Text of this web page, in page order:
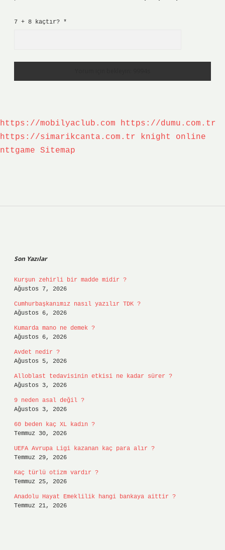
7 + 8 kaçtır? *
https://mobilyaclub.com
https://dumu.com.tr
https://simarikcanta.com.tr
knight online
nttgame
Sitemap
Son Yazılar
Kurşun zehirli bir madde midir ?
Ağustos 7, 2026
Cumhurbaşkanımız nasıl yazılır TDK ?
Ağustos 6, 2026
Kumarda mano ne demek ?
Ağustos 6, 2026
Avdet nedir ?
Ağustos 5, 2026
Alloblast tedavisinin etkisi ne kadar sürer ?
Ağustos 3, 2026
9 neden asal değil ?
Ağustos 3, 2026
60 beden kaç XL kadın ?
Temmuz 30, 2026
UEFA Avrupa Ligi kazanan kaç para alır ?
Temmuz 29, 2026
Kaç türlü otizm vardır ?
Temmuz 25, 2026
Anadolu Hayat Emeklilik hangi bankaya aittir ?
Temmuz 21, 2026